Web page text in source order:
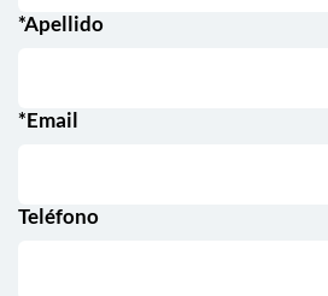
*Apellido
*Email
Teléfono